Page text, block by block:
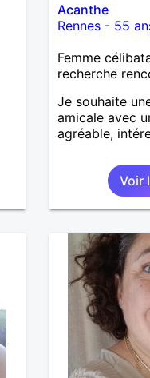
Acanthe
Rennes- 55
Femme
recherche
Je souhaite
amicale avec
agréable,
Voir